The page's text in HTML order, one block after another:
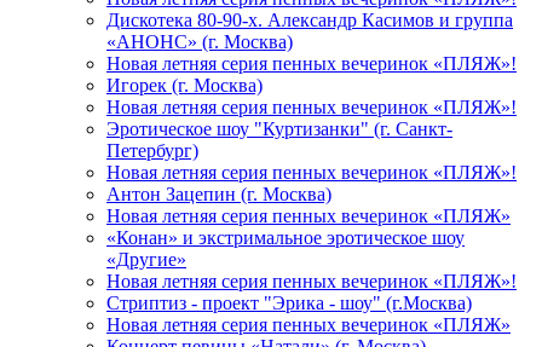
Дискотека 80-90-х. Александр Касимов и группа
«АНОНС» (г. Москва)
Новая летняя серия пенных вечеринок «ПЛЯЖ»!
Игорек (г. Москва)
Новая летняя серия пенных вечеринок «ПЛЯЖ»!
Эротическое шоу "Куртизанки" (г. Санкт-
Петербург)
Новая летняя серия пенных вечеринок «ПЛЯЖ»!
Антон Зацепин (г. Москва)
Новая летняя серия пенных вечеринок «ПЛЯЖ»
«Конан» и экстримальное эротическое шоу
«Другие»
Новая летняя серия пенных вечеринок «ПЛЯЖ»!
Стриптиз - проект "Эрика - шоу" (г.Москва)
Новая летняя серия пенных вечеринок «ПЛЯЖ»